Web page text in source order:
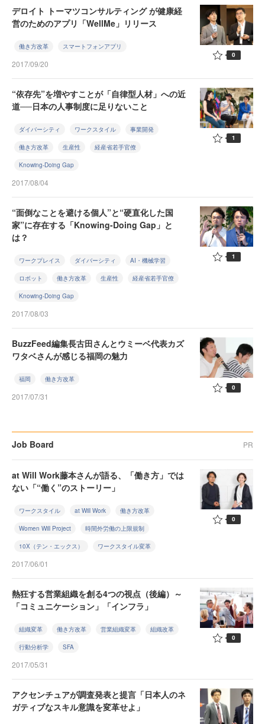
デロイト トーマツコンサルティング が健康経
営のためのアプリ「WellMe」リリース
働き方改革 スマートフォンアプリ
2017/09/20
0
“依存先”を増やすことが「自律型人材」への近
道──日本の人事制度に足りないこと
ダイバーシティ ワークスタイル 事業開発
働き方改革 生産性 経産省若手官僚
Knowing-Doing Gap
2017/08/04
1
“面倒なことを避ける個人”と“硬直化した国
家”に存在する「Knowing-Doing Gap」と
は？
ワークプレイス ダイバーシティ AI・機械学習
ロボット 働き方改革 生産性 経産省若手官僚
Knowing-Doing Gap
2017/08/03
1
BuzzFeed編集長古田さんとウミーベ代表カズ
ワタベさんが感じる福岡の魅力
福岡 働き方改革
2017/07/31
0
Job Board PR
at Will Work藤本さんが語る、「働き方」では
ない「“働く”のストーリー」
ワークスタイル at Will Work 働き方改革
Women Will Project 時間外労働の上限規制
10X（テン・エックス） ワークスタイル変革
2017/06/01
0
熱狂する営業組織を創る4つの視点（後編）～
「コミュニケーション」「インフラ」
組織変革 働き方改革 営業組織変革 組織改革
行動分析学 SFA
2017/05/31
0
アクセンチュアが調査発表と提言「日本人のネ
ガティブなスキル意識を変革せよ」